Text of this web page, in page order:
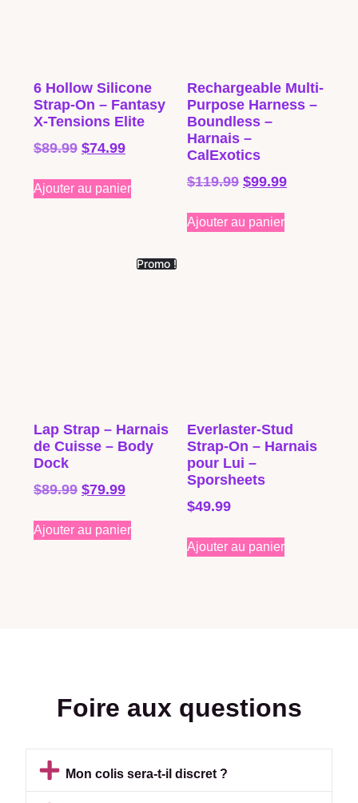
6 Hollow Silicone
Strap-On – Fantasy
X-Tensions Elite
$89.99 $74.99
Ajouter au panier
Rechargeable Multi-
Purpose Harness –
Boundless –
Harnais –
CalExotics
$119.99 $99.99
Ajouter au panier
Promo !
Lap Strap – Harnais
de Cuisse – Body
Dock
$89.99 $79.99
Ajouter au panier
Everlaster-Stud
Strap-On – Harnais
pour Lui –
Sporsheets
$49.99
Ajouter au panier
Foire aux questions
Mon colis sera-t-il discret ?